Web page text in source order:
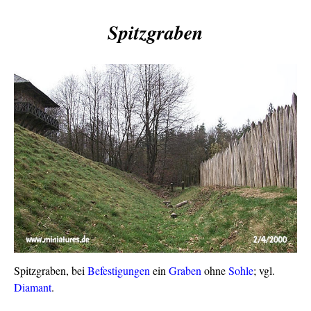
Spitzgraben
Spitzgraben, bei Befestigungen ein Graben ohneSohle; vgl.
Diamant.